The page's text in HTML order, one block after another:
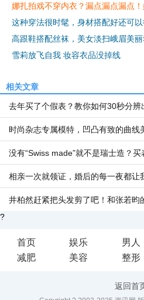
娜扎拍戏不穿内衣？漏点漏点漏点
这种穿法很时髦，身材搭配好还可以
高跟鞋搭配丝袜，美女淡扫峨眉美丽
雪莉放飞自我 妆容衣品没掉线
相关文章
去年买了个假表？教你如何30秒分辨
时尚杂志专属模特，凹凸有致的曲线
没有“Swiss made”就不是瑞士造？买
相亲一次就领证，婚后的每一夜都让
井柏然赶紧把头发剪了吧！和张若昀
?
首页 娱乐 男人
减肥
美容 整形
返回首